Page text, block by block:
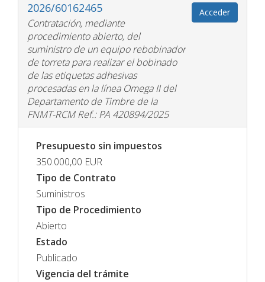
2026/60162465
Contratación, mediante
procedimiento abierto, del
suministro de un equipo rebobinador
de torreta para realizar el bobinado
de las etiquetas adhesivas
procesadas en la línea Omega II del
Departamento de Timbre de la
FNMT-RCM Ref.: PA 420894/2025
Acceder
Presupuesto sin impuestos
350.000,00 EUR
Tipo de Contrato
Suministros
Tipo de Procedimiento
Abierto
Estado
Publicado
Vigencia del trámite